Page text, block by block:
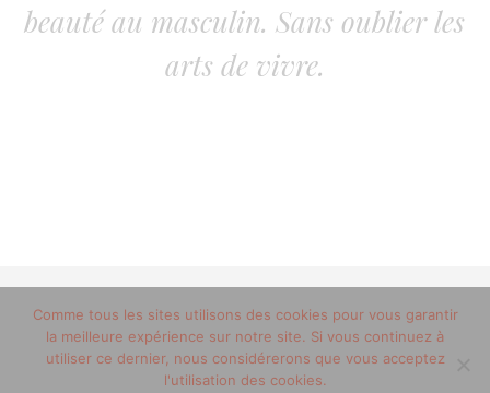
beauté au masculin. Sans oublier les
arts de vivre.
© 2012-2020 copyright trucsdemec.fr - blog lifestyle
masculin/Tous droits réservés
Mentions Légales
Comme tous les sites utilisons des cookies pour vous garantir
la meilleure expérience sur notre site. Si vous continuez à
utiliser ce dernier, nous considérerons que vous acceptez
l'utilisation des cookies.